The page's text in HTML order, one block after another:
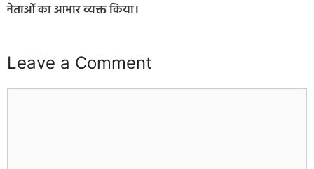
नेताओं का आभार व्यक्त किया।
Leave a Comment